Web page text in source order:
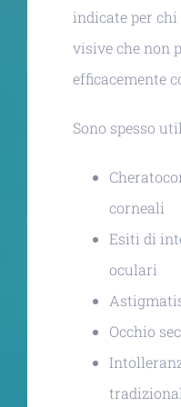
indicate per
visive che non
efficacemente
Sono spesso
corneali
Esiti di
oculari
Occhio